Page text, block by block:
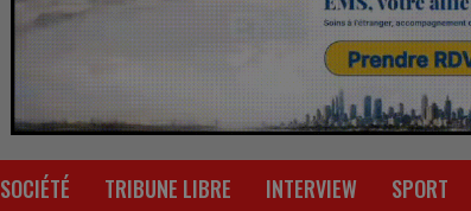
SOCIÉTÉ TRIBUNE LIBRE INTERVIEW SPORT